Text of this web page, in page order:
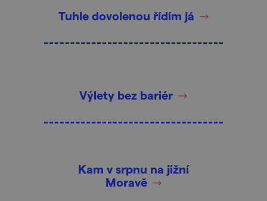
Tuhle dovolenou řídím já
Výlety bez bariér
Kam v srpnu na jižní
Moravě